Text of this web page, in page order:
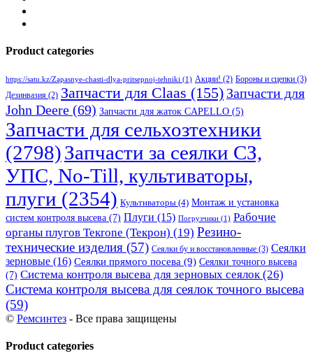
Product categories
https://satu.kz/Zapasnye-chasti-dlya-pritsepnoj-tehniki (1) Акции! (2) Бороны и сцепки (3)
Дезинвазия (2) Запчасти для Claas (155) Запчасти для
John Deere (69) Запчасти для жаток CAPELLO (5)
Запчасти для сельхозтехники
(2798)Запчасти за сеялки СЗ,
УПС, No-Till, культиваторы,
плуги (2354) Культиваторы (4) Монтаж и установка
систем контроля высева (7) Плуги (15) Погрузчики (1) Рабочие
органы плугов Текrоne (Текрон) (19) Резино-
технические изделия (57) Сеялки бу и восстановленные (3) Сеялки
зерновые (16) Сеялки прямого посева (9) Сеялки точного высева
(7) Система контроля высева для зерновых сеялок(26)
Система контроля высева для сеялок точного высева
(59)
© Ремсинтез - Все права защищены
Product categories